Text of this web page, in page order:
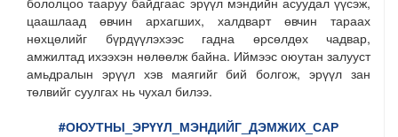
цаашлаад өвчин архагших, халдварт өвчин тараах
нөхцөлийг бүрдүүлэхээс гадна өрсөлдөх чадвар,
амжилтад ихээхэн нөлөөлж байна. Иймээс оюутан залууст
амьдралын эрүүл хэв маягийг бий болгож, эрүүл зан
төлвийг суулгах нь чухал билээ.
#ОЮУТНЫ_ЭРҮҮЛ_МЭНДИЙГ_ДЭМЖИХ_САР